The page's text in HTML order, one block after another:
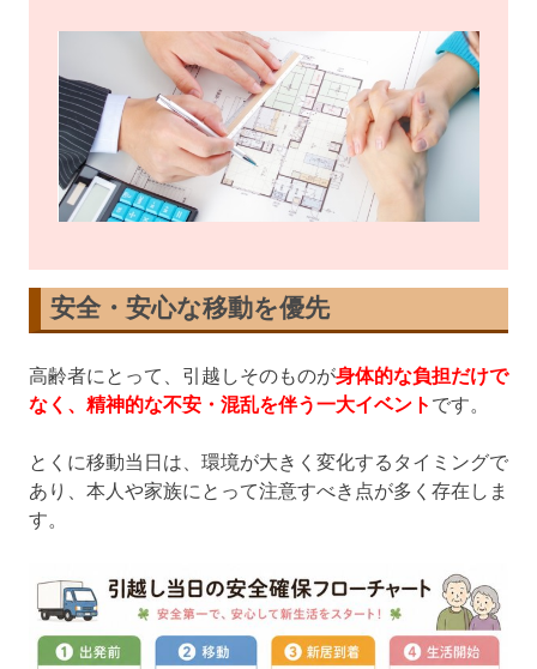
安全・安心な移動を優先
高齢者にとって、引越しそのものが身体的な負担だけで
なく、精神的な不安・混乱を伴う一大イベント です。
とくに移動当日は、環境が大きく変化するタイミングで
あり、本人や家族にとって注意すべき点が多く存在しま
す。